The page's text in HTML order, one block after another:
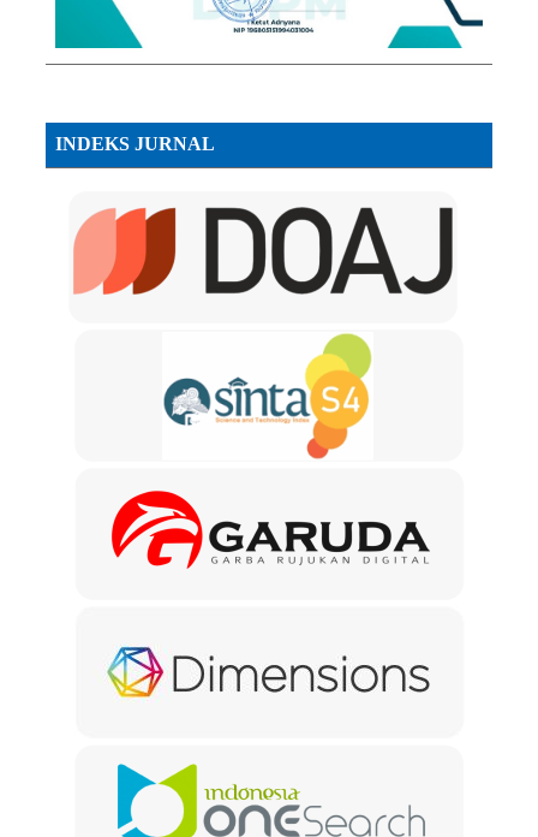
INDEKS JURNAL